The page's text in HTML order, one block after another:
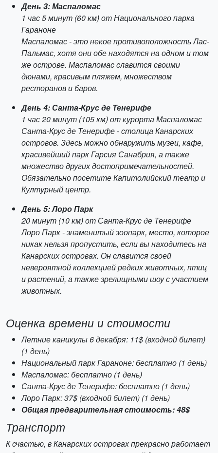
День 3: Маспаломас
1 час 5 минут (60 км) от Национального парка
Гараноне
Маспаломас - это некое противоположность Лас-
Пальмас, хотя они обе находятся на одном и том
же острове. Маспаломас славится своими
дюнами, красивым пляжем, множеством
ресторанов и баров.
День 4: Санта-Крус де Тенерифе
1 час 20 минут (105 км) от курорта Маспаломас
Санта-Крус де Тенерифе - столица Канарских
островов. Здесь можно обнаружить музеи, кафе,
красивейший парк Гарсия Санабрия, а также
множество других достопримечательностей.
Обязательно посетите Капитолийский театр и
Културный центр.
День 5: Лоро Парк
20 минут (10 км) от Санта-Крус де Тенерифе
Лоро Парк - знаменитый зоопарк, место, которое
никак нельзя пропустить, если вы находитесь на
Канарских островах. Он славится своей
невероятной коллекцией редких животных, птиц
и растений, а также зрелищными шоу с участием
животных.
Оценка времени и стоимости
Летние каникулы 6 декабря: 11$ (входной билет)
(1 день)
Национальный парк Гараноне: бесплатно (1 день)
Маспаломас: бесплатно (1 день)
Санта-Крус де Тенерифе: бесплатно (1 день)
Лоро Парк: 37$ (входной билет) (1 день)
Общая предварительная стоимость: 48$
Транспорт
К счастью, в Канарских островах прекрасно работает